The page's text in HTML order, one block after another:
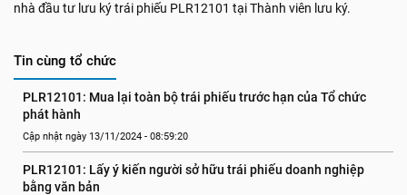
nhà đầu tư lưu ký trái phiếu PLR12101 tại Thành viên lưu ký.
Tin cùng tổ chức
PLR12101: Mua lại toàn bộ trái phiếu trước hạn của Tổ chức
phát hành
Cập nhật ngày 13/11/2024 - 08:59:20
PLR12101: Lấy ý kiến người sở hữu trái phiếu doanh nghiệp
bằng văn bản